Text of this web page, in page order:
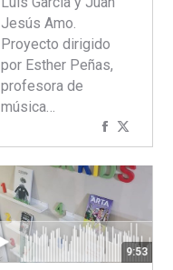
Jesús Amo.
Proyecto dirigido
por Esther Peñas,
profesora de
música…
Compartir
concon
9:53